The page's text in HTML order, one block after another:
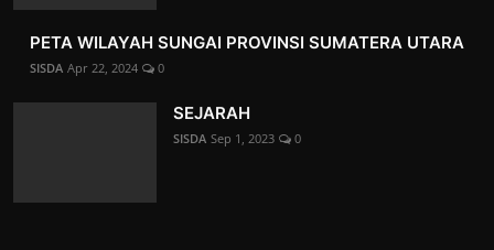
PETA WILAYAH SUNGAI PROVINSI SUMATERA UTARA
SISDA Apr 22, 2024 0
SEJARAH
SISDA Sep 1, 2023 0